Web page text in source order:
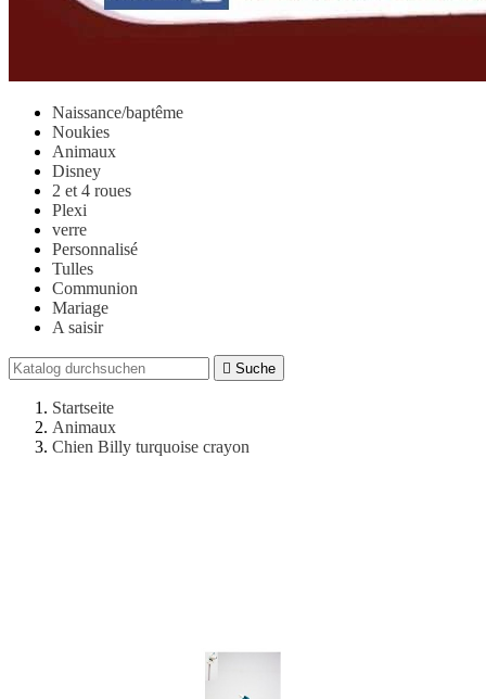
Naissance/baptême
Noukies
Animaux
Disney
2 et 4 roues
Plexi
verre
Personnalisé
Tulles
Communion
Mariage
A saisir
 Suche
Startseite
Animaux
Chien Billy turquoise crayon